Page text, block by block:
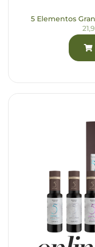
5 Elementos